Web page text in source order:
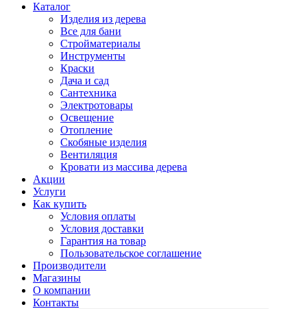
Каталог
Изделия из дерева
Все для бани
Стройматериалы
Инструменты
Краски
Дача и сад
Сантехника
Электротовары
Освещение
Отопление
Скобяные изделия
Вентиляция
Кровати из массива дерева
Акции
Услуги
Как купить
Условия оплаты
Условия доставки
Гарантия на товар
Пользовательское соглашение
Производители
Магазины
О компании
Контакты